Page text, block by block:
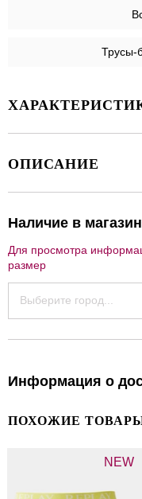
Трусы-
ОПИСАНИЕ
Наличие в
Для просмотра
размер
Выберите город...
Информация о
ПОХОЖИЕ
NEW